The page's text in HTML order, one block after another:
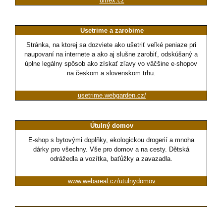
Usetrime a zarobime
Stránka, na ktorej sa dozviete ako ušetriť veľké peniaze pri
naupovaní na internete a ako aj slušne zarobiť, odskúšaný a
úplne legálny spôsob ako získať zľavy vo väčšine e-shopov
na českom a slovenskom trhu.
usetrime.webgarden.cz/
Útulný domov
E-shop s bytovými doplňky, ekologickou drogerií a mnoha
dárky pro všechny. Vše pro domov a na cesty. Dětská
odrážedla a vozítka, baťůžky a zavazadla.
www.webareal.cz/utulnydomov